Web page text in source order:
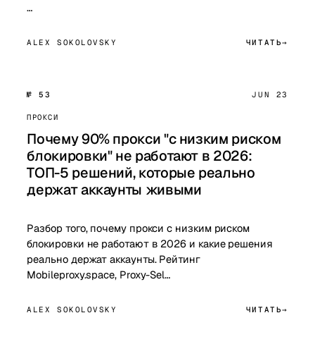
…
ALEX SOKOLOVSKY ЧИТАТЬ
№ 53 JUN 23
ПРОКСИ
Почему 90% прокси "с низким риском
блокировки" не работают в 2026:
ТОП-5 решений, которые реально
держат аккаунты живыми
Разбор того, почему прокси с низким риском
блокировки не работают в 2026 и какие решения
реально держат аккаунты. Рейтинг
Mobileproxy.space, Proxy-Sel…
ALEX SOKOLOVSKY ЧИТАТЬ